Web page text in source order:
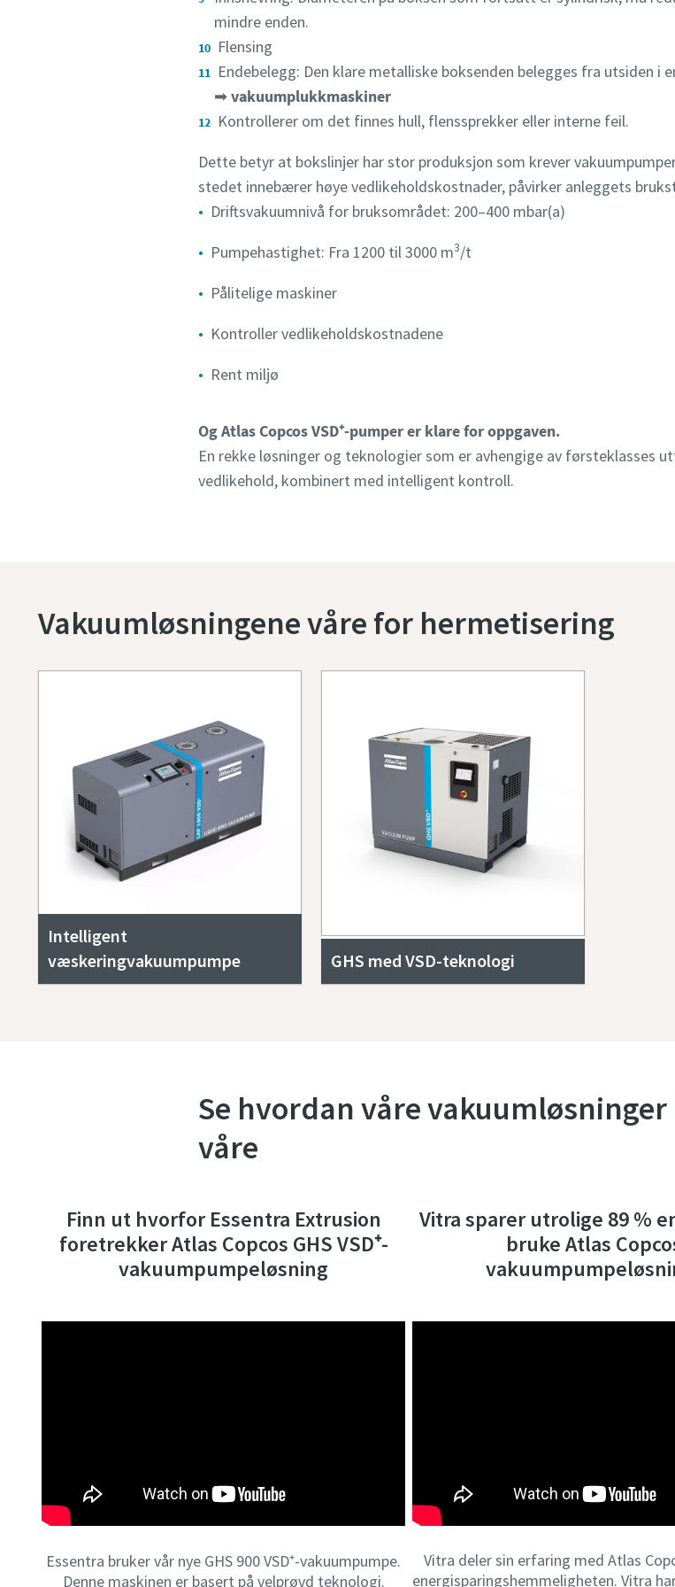
mindre enden.
Flensing
Endebelegg: Den klare metalliske boksenden belegges fra utsiden i
➡vakuumplukkmaskiner
Kontrollerer om det finnes hull, flenssprekker eller interne feil.
Dette betyr at bokslinjer har stor produksjon som krever
stedet innebærer høye vedlikeholdskostnader, påvirker anleggets
Driftsvakuumnivå for bruksområdet: 200–400 mbar(a)
Pumpehastighet: Fra 1200 til 3000 m3/t
Pålitelige maskiner
Kontroller vedlikeholdskostnadene
Rent miljø
Og Atlas Copcos VSD⁺-pumper er klare for oppgaven.
En rekke løsninger og teknologier som er avhengige av førsteklasses
vedlikehold, kombinert med intelligent kontroll.
Vakuumløsningene våre for hermetisering
Intelligent
væskeringvakuumpumpe
GHS med VSD-teknologi
Se hvordan våre
våre
Finn ut hvorfor Essentra Extrusion
foretrekker Atlas Copcos GHS VSD⁺-
vakuumpumpeløsning
Vitra sparer utrolige 89 %
bruke Atlas
Essentra bruker vår nye GHS 900 VSD⁺-vakuumpumpe.
Denne maskinen er basert på velprøvd teknologi.
Vitra deler sin erfaring med Atlas
energisparingshemmeligheten. Vitra
Jeg er ikke en robot
Friendly Captcha ⇗
Jeg er ikke en robot
Friendly Captcha ⇗
Jeg er ikke en robot
Friendly Captcha ⇗
Jeg er ikke en robot
Friendly Captcha ⇗